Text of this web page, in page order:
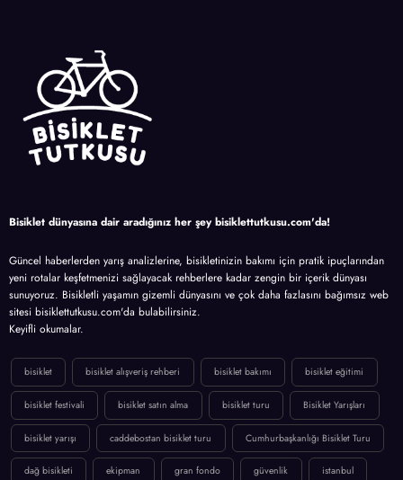
Bisiklet dünyasına dair aradığınız her şey bisiklettutkusu.com'da!
Güncel haberlerden yarış analizlerine, bisikletinizin bakımı için pratik ipuçlarından
yeni rotalar keşfetmenizi sağlayacak rehberlere kadar zengin bir içerik dünyası
sunuyoruz. Bisikletli yaşamın gizemli dünyasını ve çok daha fazlasını bağımsız web
sitesi bisiklettutkusu.com'da bulabilirsiniz.
Keyifli okumalar.
bisiklet bisiklet alışveriş rehberi bisiklet bakımı bisiklet eğitimi
bisiklet festivali bisiklet satın alma bisiklet turu Bisiklet Yarışları
bisiklet yarışı caddebostan bisiklet turu Cumhurbaşkanlığı Bisiklet Turu
dağ bisikleti ekipman gran fondo güvenlik istanbul